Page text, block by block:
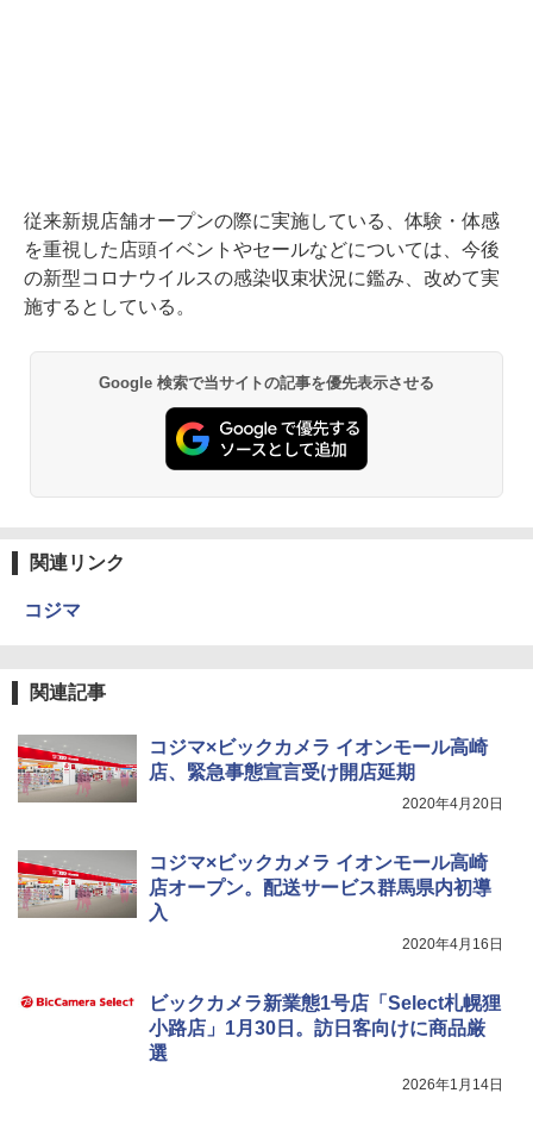
従来新規店舗オープンの際に実施している、体験・体感
を重視した店頭イベントやセールなどについては、今後
の新型コロナウイルスの感染収束状況に鑑み、改めて実
施するとしている。
Google 検索で当サイトの記事を優先表示させる
関連リンク
コジマ
関連記事
コジマ×ビックカメラ イオンモール高崎
店、緊急事態宣言受け開店延期
2020年4月20日
コジマ×ビックカメラ イオンモール高崎
店オープン。配送サービス群馬県内初導
入
2020年4月16日
ビックカメラ新業態1号店「Select札幌狸
小路店」1月30日。訪日客向けに商品厳
選
2026年1月14日